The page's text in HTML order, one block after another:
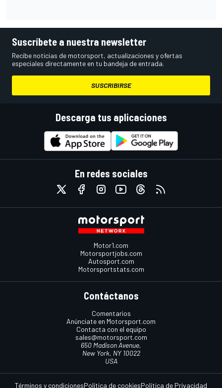
Suscríbete a nuestra newsletter
Recibe noticias de motorsport, actualizaciones y ofertas
especiales directamente en tu bandeja de entrada.
SUSCRIBIRSE
Descarga tus aplicaciones
En redes sociales
Motor1.com
Motorsportjobs.com
Autosport.com
Motorsportstats.com
Contáctanos
Comentarios
Anúnciate en Motorsport.com
Contacta con el equipo
sales@motorsport.com
650 Madison Avenue,
New York, NY 10022
USA
Términos y condicionesPolítica de cookiesPolítica de Privacidad